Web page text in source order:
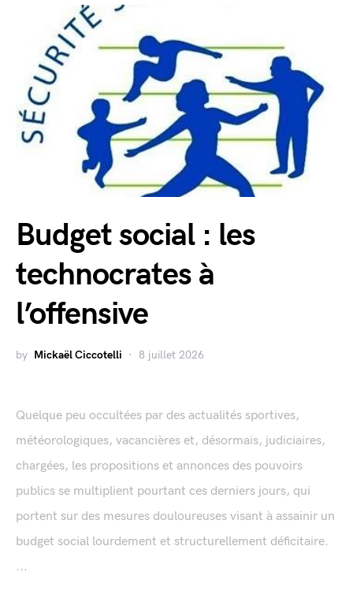
Budget social : les
technocrates à
l’offensive
by Mickaël Ciccotelli 8 juillet 2026
Quelque peu occultées par des actualités sportives,
météorologiques, vacancières et, désormais, judiciaires,
chargées, les propositions et annonces des pouvoirs
publics se multiplient pourtant ces derniers jours, qui
portent sur des mesures douloureuses visant à assainir un
budget social lourdement et structurellement déficitaire.
...